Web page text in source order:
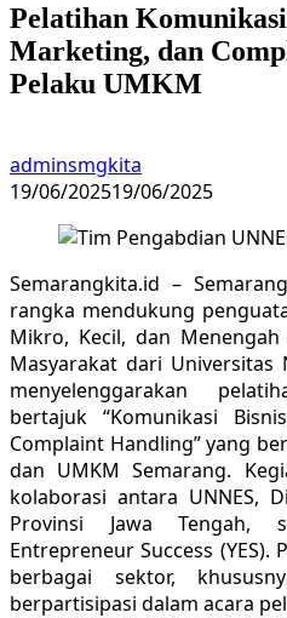
Pelatihan
Marketing, dan
Pelaku UMKM
adminsmgkita
19/06/202519/06/2025
Semarangkita.id –
rangka mendukung
Mikro, Kecil, dan
Masyarakat dari Universitas
menyelenggarakan
bertajuk “Komunikasi
Complaint Handling” yang
dan UMKM Semarang.
kolaborasi antara UNNES,
Provinsi Jawa Tengah,
Entrepreneur Success
berbagai sektor,
berpartisipasi dalam acara